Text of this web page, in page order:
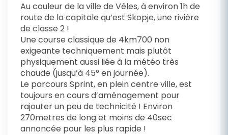
Au couleur de la ville de Vêles, à environ 1h de
route de la capitale qu’est Skopje, une rivière
de classe 2 !
Une course classique de 4km700 non
exigeante techniquement mais plutôt
physiquement aussi liée à la météo très
chaude (jusqu’à 45° en journée).
Le parcours Sprint, en plein centre ville, est
toujours en cours d’aménagement pour
rajouter un peu de technicité ! Environ
270metres de long et moins de 40sec
annoncée pour les plus rapide !